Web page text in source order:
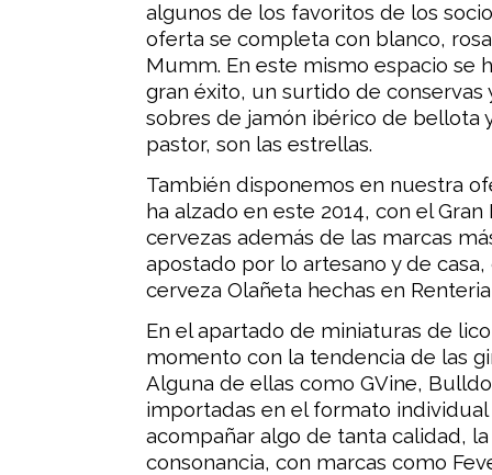
algunos de los favoritos de los
oferta se completa con blanco,
Mumm. En este mismo espacio se
gran éxito, un surtido de
sobres de jamón ibérico de bellota
pastor, son las estrellas.
También disponemos en nuestra
ha alzado en este 2014, con el
cervezas además de las marcas
apostado por lo artesano y de
cerveza Olañeta hechas en
En el apartado de miniaturas de
momento con la tendencia de las
Alguna de ellas como GVine,
importadas en el formato
acompañar algo de tanta calidad,
consonancia, con marcas como